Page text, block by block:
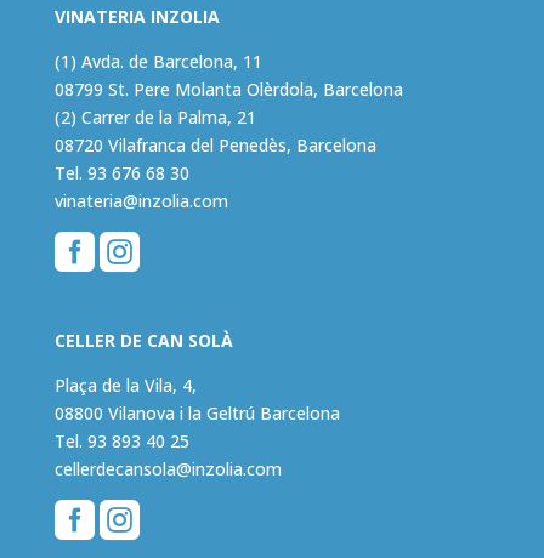
VINATERIA INZOLIA
(1) Avda. de Barcelona, 11
08799 St. Pere Molanta Olèrdola, Barcelona
(2) Carrer de la Palma, 21
08720 Vilafranca del Penedès, Barcelona
Tel. 93 676 68 30
vinateria@inzolia.com

CELLER DE CAN SOLÀ
Plaça de la Vila, 4,
08800 Vilanova i la Geltrú Barcelona
Tel. 93 893 40 25
cellerdecansola@inzolia.com
 